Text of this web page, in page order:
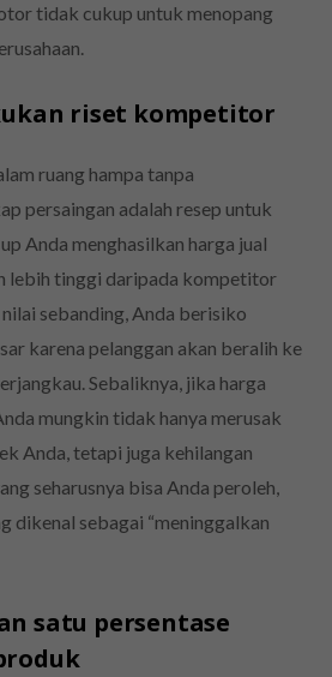
tidak cukup untuk menopang
riset kompetitor
ruang hampa tanpa
persaingan adalah resep untuk
Anda menghasilkan harga jual
lebih tinggi daripada kompetitor
sebanding, Anda berisiko
karena pelanggan akan beralih ke
Sebaliknya, jika harga
mungkin tidak hanya merusak
Anda, tetapi juga kehilangan
seharusnya bisa Anda peroleh,
dikenal sebagai “meninggalkan
satu persentase